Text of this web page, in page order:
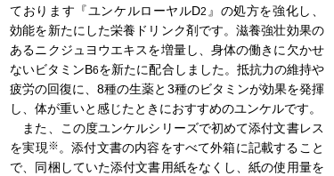
ております『ユンケルローヤルD2 』の処方を強化し、
効能を新たにした栄養ドリンク剤です。滋養強壮効果の
あるニクジュヨウエキスを増量し、身体の働きに欠かせ
ないビタミンB6を新たに配合しました。抵抗力の維持や
疲労の回復に、8種の生薬と3種のビタミンが効果を発揮
し、体が重いと感じたときにおすすめのユンケルです。
また、この度ユンケルシリーズで初めて添付文書レス
を実現※。添付文書の内容をすべて外箱に記載すること
で、同梱していた添付文書用紙をなくし、紙の使用量を